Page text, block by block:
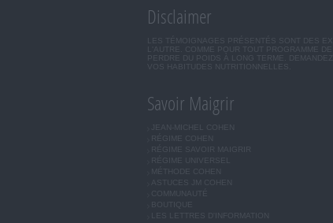
Disclaimer
LES TÉMOIGNAGES PRÉSENTÉS SONT DES
L'AUTRE. COMME POUR TOUT PROGRAMME
PERDRE DU POIDS À LONG TERME.
VOS HABITUDES NUTRITIONNELLES.
Savoir Maigrir
JEAN-MICHEL COHEN
RÉGIME COHEN
RÉGIME SAVOIR MAIGRIR
RÉGIME UNIVERSEL
ASTUCES JM COHEN
COMMUNAUTÉ
LES LETTRES D'INFORMATION